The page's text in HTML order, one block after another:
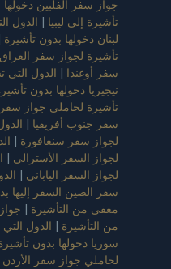
جواز سفر الفلبين
تأشيرة إلى ليبيا | الدول
لبنان دخولها بدون تأشيرة
تأشيرة لجواز سفر العراق
سفر أوغندا | الدول
نيجيريا دخولها بدون
تأشيرة لحاملي جواز سفر
سفر جنوب أفريقيا |
لجواز سفر سنغافورة |
لجواز السفر الأسترالي |
لجواز السفر الياباني |
سفر الصين السفر إليها
معفى من التأشيرة |
من التأشيرة | الدول
سوريا دخولها بدون
لحاملي جواز سفر الأردن